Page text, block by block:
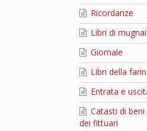
Ricordanze
Libri di
Giornale
Libri della
Entrata e
Catasti di
dei fittuari